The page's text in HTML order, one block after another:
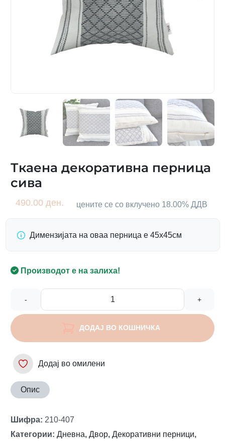
Ткаена декоративна перница
сива
490.00 ден. цените се со вклучено 18.00% ДДВ
Димензијата на оваа перница е 45х45см
Производот е на залиха!
- +
ДОДАЈ ВО КОШНИЧКА
Додај во омилени
Опис
Шифра: 210-407
Категории: Дневна, Двор, Декоративни перници,